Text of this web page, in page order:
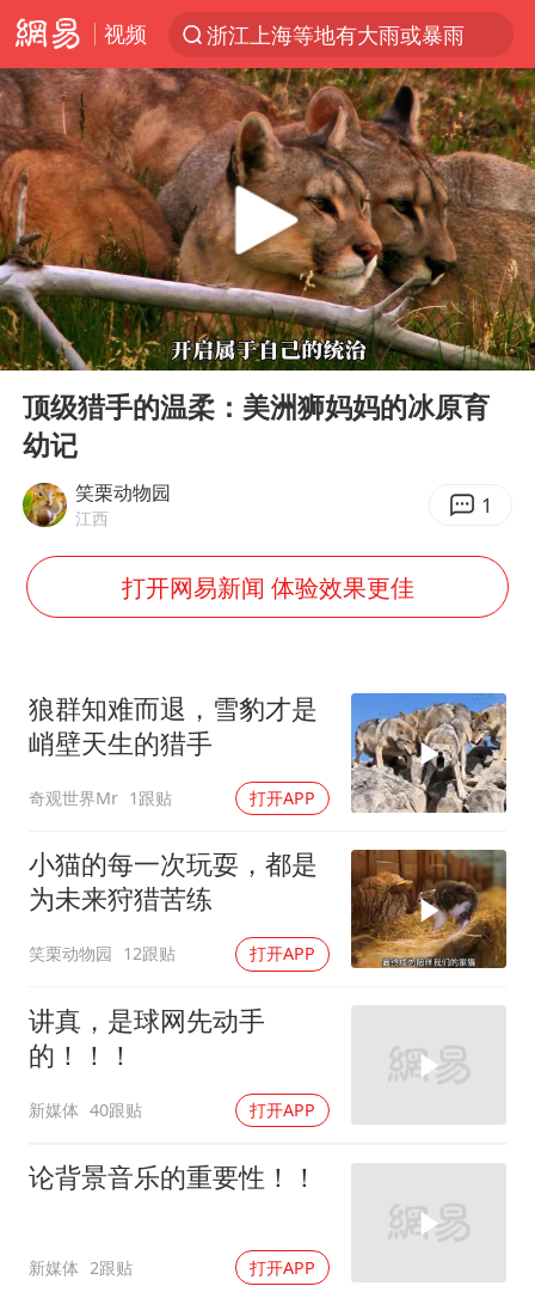
视频
浙江上海等地有大雨或暴雨
光影经济撬动暑期消费新蓝海
新疆优化调整景区内自驾服务费
“新疆的交警怎么个个像我妈”
西湖突现狂风暴雨 游客瞬间被浇透
香港正式允许“拒绝抢救”
情侣在平潭拍日出时坠崖致一死一伤
《欢迎来龙餐馆》口碑
白海豚将正面袭击贯穿浙江
杭州全市有序停课
“不怕六爷挂得多 就怕六爷挂一颗”
全民健身事业高质量发展
梁家辉百花奖演讲落泪
乐享全民健身 共筑健康中国
Play
00:00 05:37
顶级猎手的温柔：美洲狮妈妈的冰原育
幼记
笑栗动物园
江西 1
打开网易新闻 体验效果更佳
狼群知难而退，雪豹才是
峭壁天生的猎手
奇观世界Mr 1跟贴 打开APP
小猫的每一次玩耍，都是
为未来狩猎苦练
笑栗动物园 12跟贴 打开APP
讲真，是球网先动手
的！！！
新媒体 40跟贴 打开APP
论背景音乐的重要性！！
新媒体 2跟贴 打开APP